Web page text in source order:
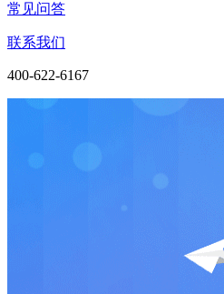
常见问答
联系我们
400-622-6167